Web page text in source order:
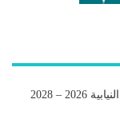
– 2028